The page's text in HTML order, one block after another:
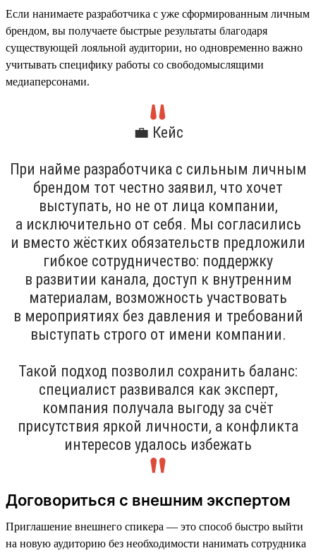
Если нанимаете разработчика с уже сформированным личным
брендом, вы получаете быстрые результаты благодаря
существующей лояльной аудитории, но одновременно важно
учитывать специфику работы со свободомыслящими
медиаперсонами.
💼 Кейс
При найме разработчика с сильным личным
брендом тот честно заявил, что хочет
выступать, но не от лица компании,
а исключительно от себя. Мы согласились
и вместо жёстких обязательств предложили
гибкое сотрудничество: поддержку
в развитии канала, доступ к внутренним
материалам, возможность участвовать
в мероприятиях без давления и требований
выступать строго от имени компании.
Такой подход позволил сохранить баланс:
специалист развивался как эксперт,
компания получала выгоду за счёт
присутствия яркой личности, а конфликта
интересов удалось избежать
Договориться с внешним экспертом
Приглашение внешнего спикера — это способ быстро выйти
на новую аудиторию без необходимости нанимать сотрудника